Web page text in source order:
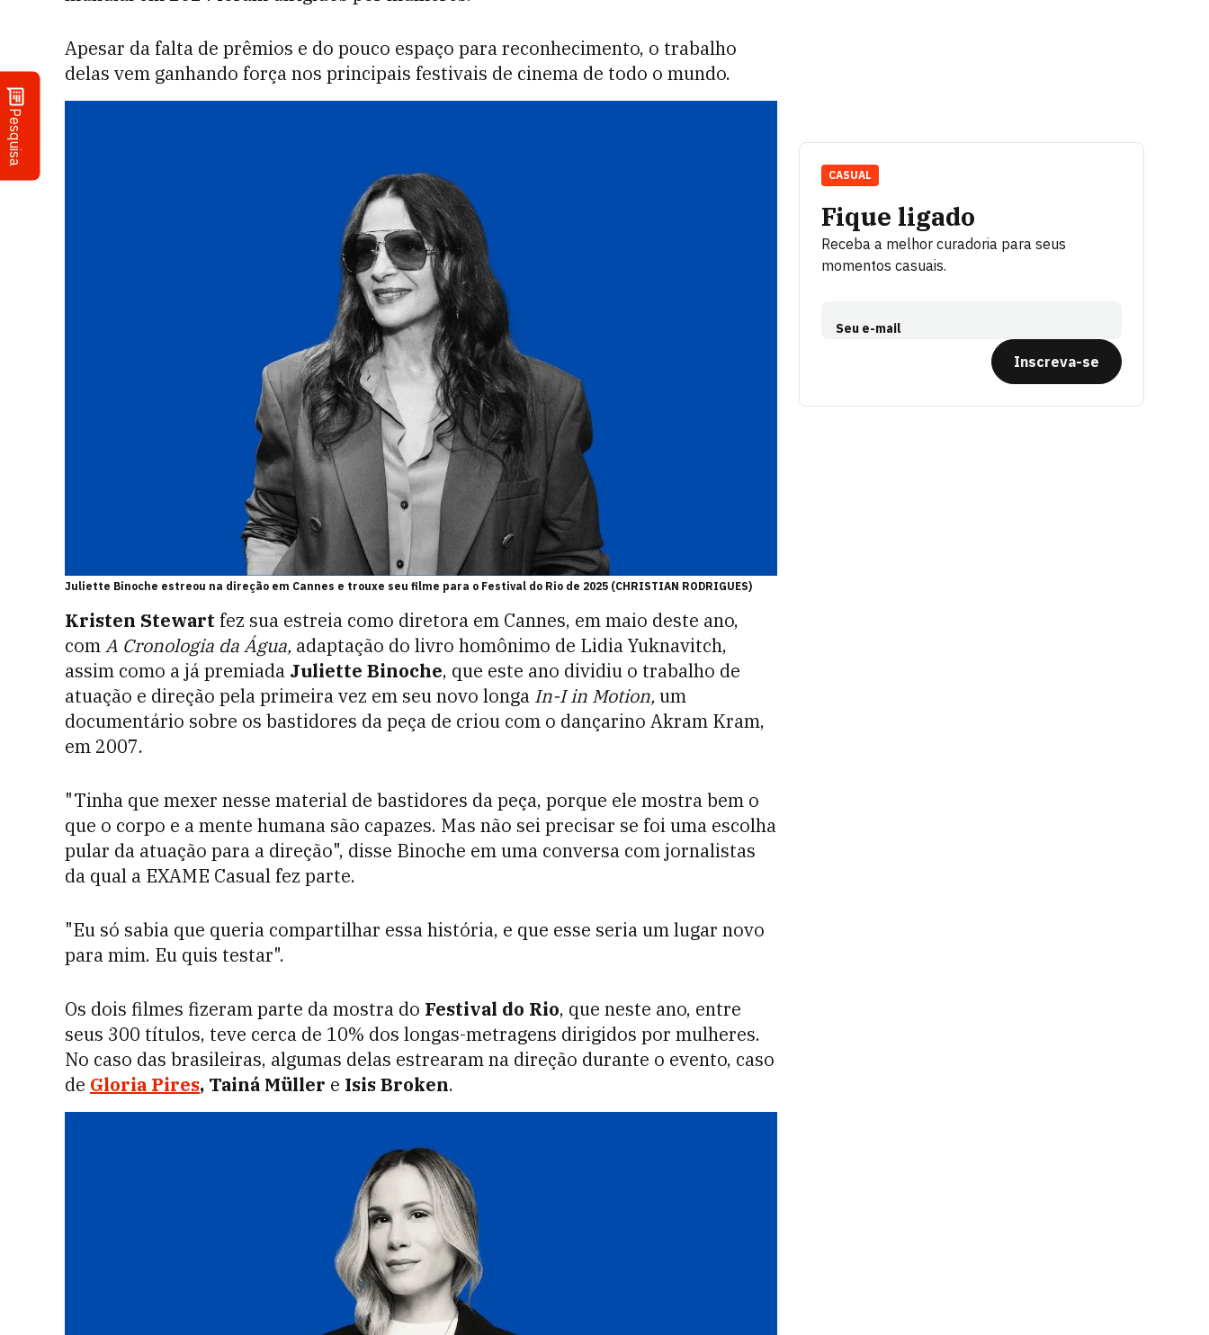
Pesquisa
Apesar da falta de prêmios e do pouco espaço para reconhecimento, o trabalho
delas vem ganhando força nos principais festivais de cinema de todo o mundo.
Juliette Binoche estreou na direção em Cannes e trouxe seu filme para o Festival do Rio de 2025 (CHRISTIAN RODRIGUES)
Kristen Stewart fez sua estreia como diretora em Cannes, em maio deste ano,
comA Cronologia da Água, adaptação do livro homônimo de Lidia Yuknavitch,
assim como a já premiada Juliette Binoche, que este ano dividiu o trabalho de
atuação e direção pela primeira vez em seu novo longa In-I in Motion,um
documentário sobre os bastidores da peça de criou com o dançarino Akram Kram,
em 2007.
"Tinha que mexer nesse material de bastidores da peça, porque ele mostra bem o
que o corpo e a mente humana são capazes. Mas não sei precisar se foi uma escolha
pular da atuação para a direção", disse Binoche em uma conversa com jornalistas
da qual a EXAME Casual fez parte.
"Eu só sabia que queria compartilhar essa história, e que esse seria um lugar novo
para mim. Eu quis testar".
Os dois filmes fizeram parte da mostra do Festival do Rio, que neste ano, entre
seus 300 títulos, teve cerca de 10% dos longas-metragens dirigidos por mulheres.
No caso das brasileiras, algumas delas estrearam na direção durante o evento, caso
de Gloria Pires, Tainá Müller e Isis Broken.
Fique ligado
Receba a melhor curadoria para seus
momentos casuais.
Seu e-mail
Inscreva-se
CASUAL